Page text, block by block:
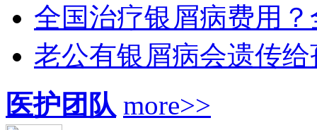
全国治疗银屑病费用？
老公有银屑病会遗传给
医护团队 more>>